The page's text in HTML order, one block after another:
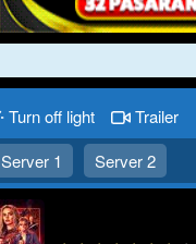
Turn off light
Trailer
Server 1
Server 2